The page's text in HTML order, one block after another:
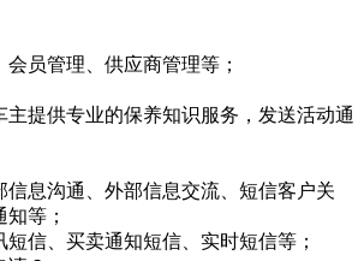
员管理、供应商管理等；
主提供专业的保养知识服务，发送活动通
信息沟通、外部信息交流、短信客户关
等；
信、买卖通知短信、实时短信等；